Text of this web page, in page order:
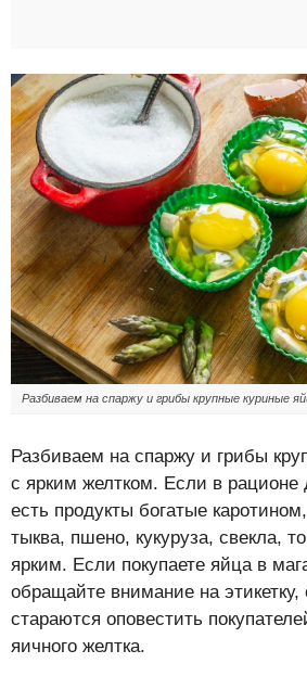
Разбиваем на спаржу и грибы крупные куриные
Разбиваем на спаржу и грибы
с ярким желтком. Если в
есть продукты богатые
тыква, пшено, кукуруза, свекла,
ярким. Если покупаете яйца в
обращайте внимание на
стараются оповестить
яичного желтка.